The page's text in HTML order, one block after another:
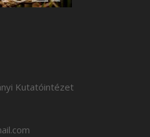
Kutatóintézet